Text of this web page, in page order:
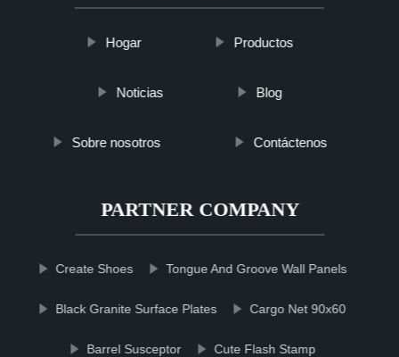
Hogar Productos
Noticias Blog
Sobre nosotros Contáctenos
PARTNER COMPANY
Create Shoes Tongue And Groove Wall Panels
Black Granite Surface Plates Cargo Net 90x60
Barrel Susceptor Cute Flash Stamp